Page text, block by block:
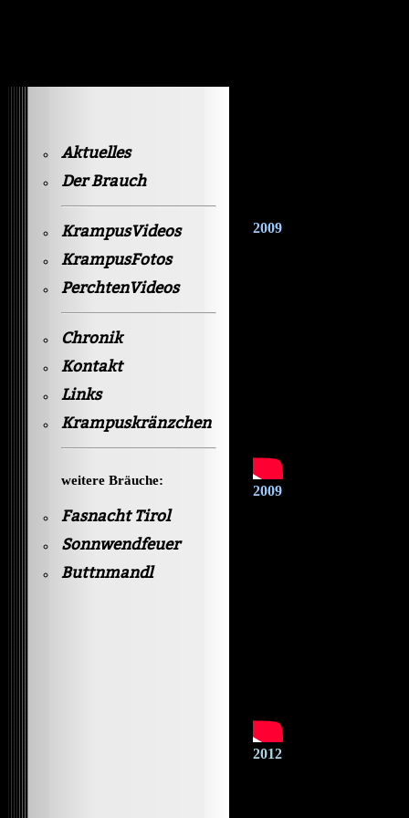
Aktuelles
Der Brauch
KrampusVideos
KrampusFotos
PerchtenVideos
Chronik
Kontakt
Links
Krampuskränzchen
weitere Bräuche:
Fasnacht Tirol
Sonnwendfeuer
Buttnmandl
2009
2009
2012